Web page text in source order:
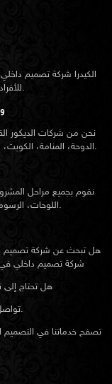
الكيدرا شركة تصميم
للأفراد، الشركات، والمطورين العقاريين.
نحن من شركات الديكور
الدوحة، المنامة، الكويت، ومسقط. نقدم حلول مصممة لتناسب السوق المحلي.
نقوم بجميع مراحل
اللوحات، الرسومات الفنية، التصوير الثلاثي، وزيارات الموقع.
هل تبحث عن شركة تصميم
شركة تصميم داخلي في
هل تحتاج
تواصل مع الكيدرا وابدأ مشروعك بثقة.